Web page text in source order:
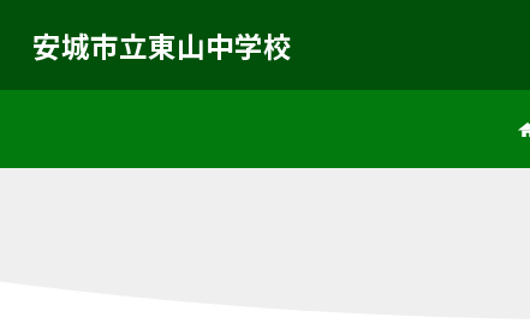
安城市立東山中学校